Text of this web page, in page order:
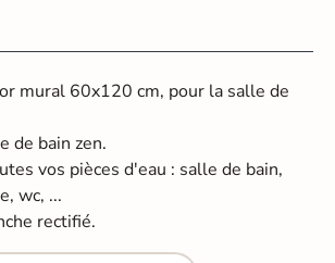
mural 60x120 cm, pour la salle de
de bain zen.
vos pièces d'eau : salle de bain,
wc, ...
rectifié.